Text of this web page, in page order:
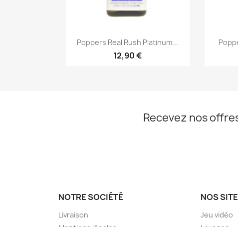
Aperçu rapide
Poppers Real Rush Platinum...
12,90 €
Recevez nos
NOTRE SOCIÉTÉ
Livraison
NOS
Jeu vidéo